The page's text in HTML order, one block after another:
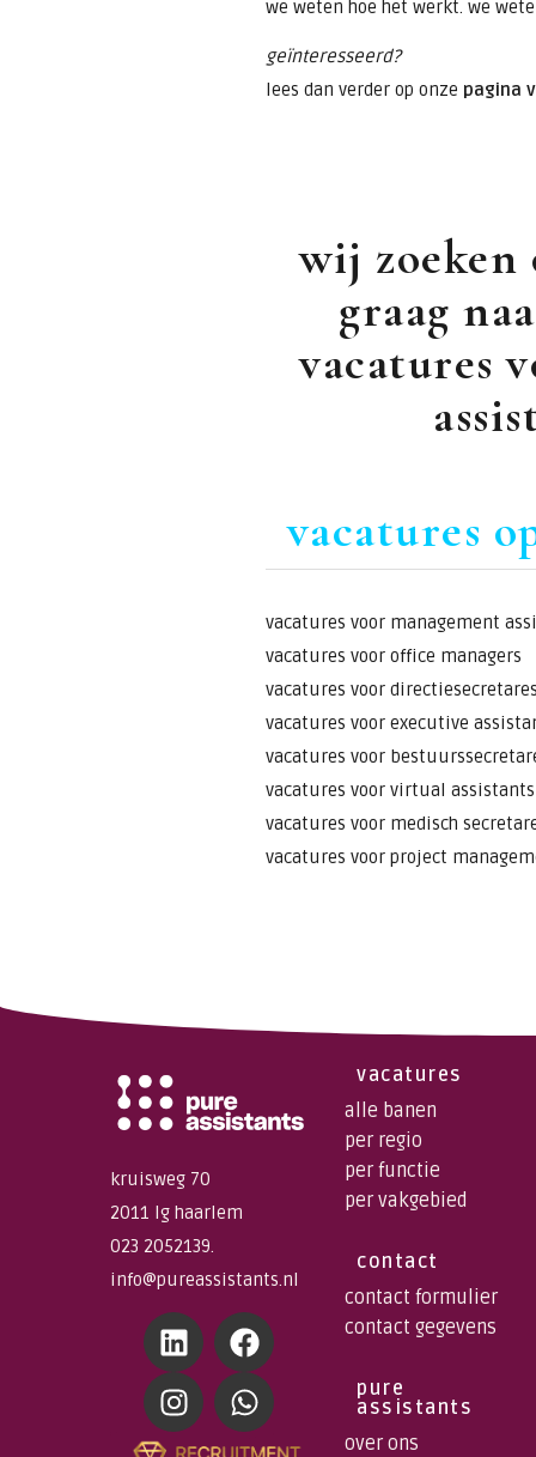
we weten hoe het werkt. we
geïnteresseerd?
lees dan verder op onze pagina
wij zoeken
graag
vacatures
vacatures
vacatures voor management
vacatures voor office managers
vacatures voor
vacatures voor executive
vacatures voor
vacatures voor virtual assistants
vacatures voor medisch
vacatures voor project
kruisweg 70
2011 lg haarlem
023 2052139.
info@pureassistants.nl
vacatures
alle banen
per regio
per functie
per vakgebied
contact
contact formulier
contact gegevens
pure
assistants
over ons